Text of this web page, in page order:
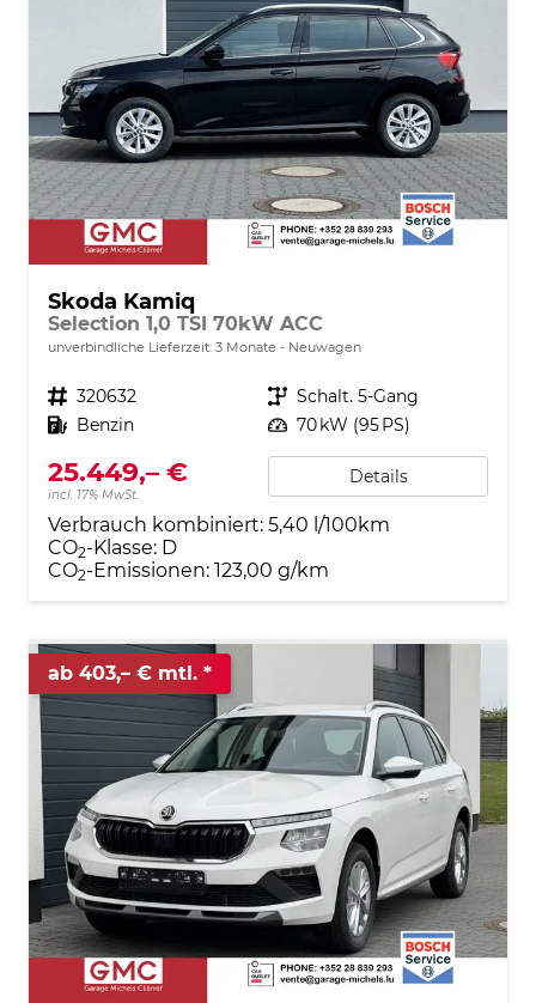
Skoda Kamiq
Selection 1,0 TSI 70kW ACC
unverbindliche Lieferzeit: 3 Monate Neuwagen
Fahrzeugnr. 320632 Getriebe Schalt. 5-Gang
Kraftstoff Benzin Leistung 70 kW (95 PS)
25.449,– €
incl. 17% MwSt.
Details
Verbrauch kombiniert: 5,40 l/100km
CO2-Klasse: D
CO2-Emissionen: 123,00 g/km
ab 403,– € mtl.